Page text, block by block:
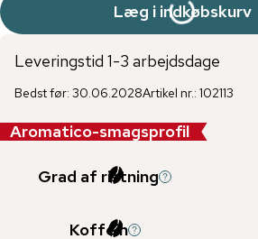
Læg i indkøbskurv
Leveringstid 1-3 arbejdsdage
Bedst før: 30.06.2028Artikel nr.: 102113
Aromatico-smagsprofil
Grad af ristning
Koffein